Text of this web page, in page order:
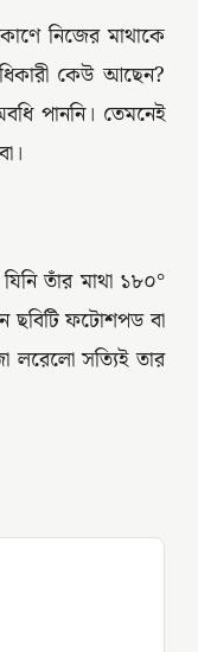
নিজের মাথাকে
কেউ আছেন?
পাননি। তেমনেই
তাঁর মাথা ১৮০°
ছবিটি ফটোশপড বা
লরেলো সত্যিই তার